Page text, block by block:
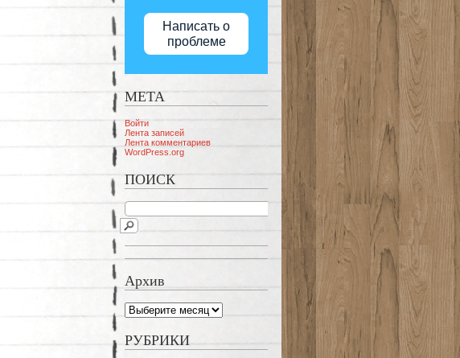
Написать о
проблеме
МЕТА
Войти
Лента записей
Лента комментариев
WordPress.org
ПОИСК
Архив
Архив
РУБРИКИ